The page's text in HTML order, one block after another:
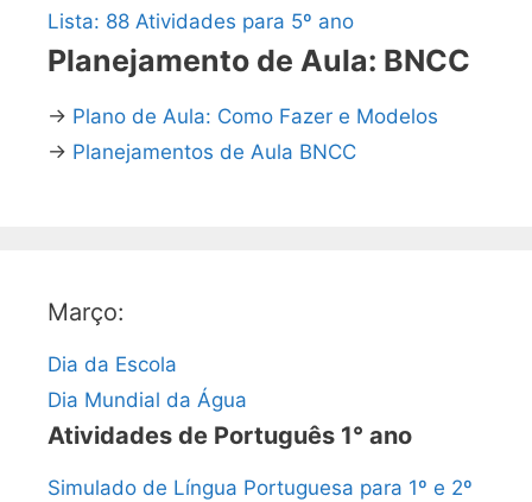
Lista: 88 Atividades para 5º ano
Planejamento de Aula: BNCC
→ Plano de Aula: Como Fazer e Modelos
→ Planejamentos de Aula BNCC
Março:
Dia da Escola
Dia Mundial da Água
Atividades de Português 1° ano
Simulado de Língua Portuguesa para 1º e 2º